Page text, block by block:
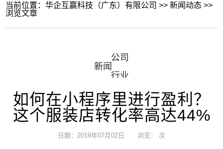
当前位置：华企互赢科技（广东）有限公司 >>新闻动态 >>
浏览文章
公司
新闻
行业
活动
信息
如何在小程序里进行盈利？
这个服装店转化率高达44%
日期：2019年07月02日 浏览： 次